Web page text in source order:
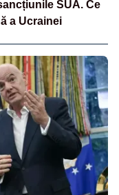
SUA. Ce
a Ucrainei